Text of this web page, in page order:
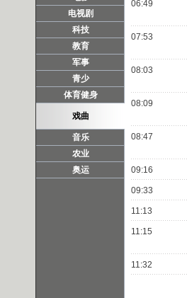
电视剧
科技
教育
军事
青少
体育健身
戏曲
音乐
农业
奥运
06:49
07:53
08:03
08:09
08:47
09:16
09:33
11:13
11:15
11:32